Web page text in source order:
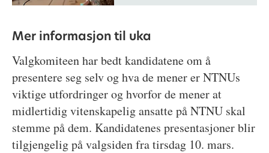
Mer informasjon til uka
Valgkomiteen har bedt kandidatene om å
presentere seg selv og hva de mener er NTNUs
viktige utfordringer og hvorfor de mener at
midlertidig vitenskapelig ansatte på NTNU skal
stemme på dem. Kandidatenes presentasjoner blir
tilgjengelig på valgsiden fra tirsdag 10. mars.